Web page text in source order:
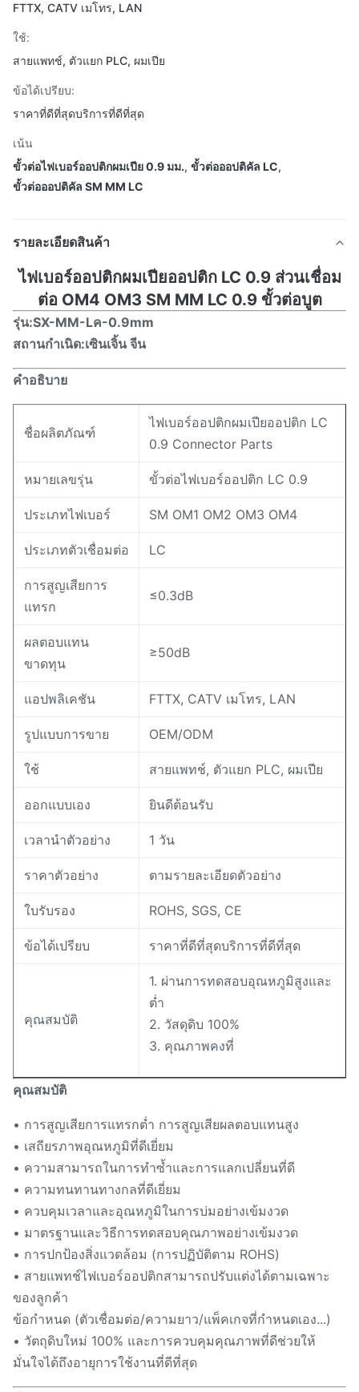
FTTX, CATV เมโทร, LAN
ใช้:
สายแพทช์, ตัวแยก PLC, ผมเปีย
ข้อได้เปรียบ:
ราคาที่ดีที่สุดบริการที่ดีที่สุด
เน้น
ขั้วต่อไฟเบอร์ออปติกผมเปีย 0.9 มม., ขั้วต่อออปติคัล LC,
ขั้วต่อออปติคัล SM MM LC
รายละเอียดสินค้า
ไฟเบอร์ออปติกผมเปียออปติก LC 0.9 ส่วนเชื่อม
ต่อ OM4 OM3 SM MM LC 0.9 ขั้วต่อบูต
รุ่น:SX-MM-Lค-0.9mm
สถานกำเนิด:เซินเจิ้น จีน
คำอธิบาย
ชื่อผลิตภัณฑ์
ไฟเบอร์ออปติกผมเปียออปติก LC
0.9 Connector Parts
หมายเลขรุ่น ขั้วต่อไฟเบอร์ออปติก LC 0.9
ประเภทไฟเบอร์ SM OM1 OM2 OM3 OM4
ประเภทตัวเชื่อมต่อ LC
การสูญเสียการ
แทรก
≤0.3dB
ผลตอบแทน
ขาดทุน
≥50dB
แอปพลิเคชัน FTTX, CATV เมโทร, LAN
รูปแบบการขาย OEM/ODM
ใช้ สายแพทช์, ตัวแยก PLC, ผมเปีย
ออกแบบเอง ยินดีต้อนรับ
เวลานำตัวอย่าง 1 วัน
ราคาตัวอย่าง ตามรายละเอียดตัวอย่าง
ใบรับรอง ROHS, SGS, CE
ข้อได้เปรียบ ราคาที่ดีที่สุดบริการที่ดีที่สุด
คุณสมบัติ
1. ผ่านการทดสอบอุณหภูมิสูงและ
ต่ำ
2. วัสดุดิบ 100%
3. คุณภาพคงที่
คุณสมบัติ
• การสูญเสียการแทรกต่ำ การสูญเสียผลตอบแทนสูง
• เสถียรภาพอุณหภูมิที่ดีเยี่ยม
• ความสามารถในการทำซ้ำและการแลกเปลี่ยนที่ดี
• ความทนทานทางกลที่ดีเยี่ยม
• ควบคุมเวลาและอุณหภูมิในการบ่มอย่างเข้มงวด
• มาตรฐานและวิธีการทดสอบคุณภาพอย่างเข้มงวด
• การปกป้องสิ่งแวดล้อม (การปฏิบัติตาม ROHS)
• สายแพทช์ไฟเบอร์ออปติกสามารถปรับแต่งได้ตามเฉพาะ
ของลูกค้า
ข้อกำหนด (ตัวเชื่อมต่อ/ความยาว/แพ็คเกจที่กำหนดเอง...)
• วัตถุดิบใหม่ 100% และการควบคุมคุณภาพที่ดีช่วยให้
มั่นใจได้ถึงอายุการใช้งานที่ดีที่สุด